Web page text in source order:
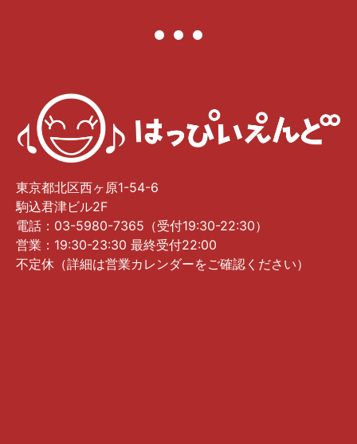
東京都北区西ヶ原1-54-6
駒込君津ビル2F
電話：03-5980-7365（受付19:30-22:30）
営業：19:30-23:30 最終受付22:00
不定休（詳細は営業カレンダーをご確認ください）